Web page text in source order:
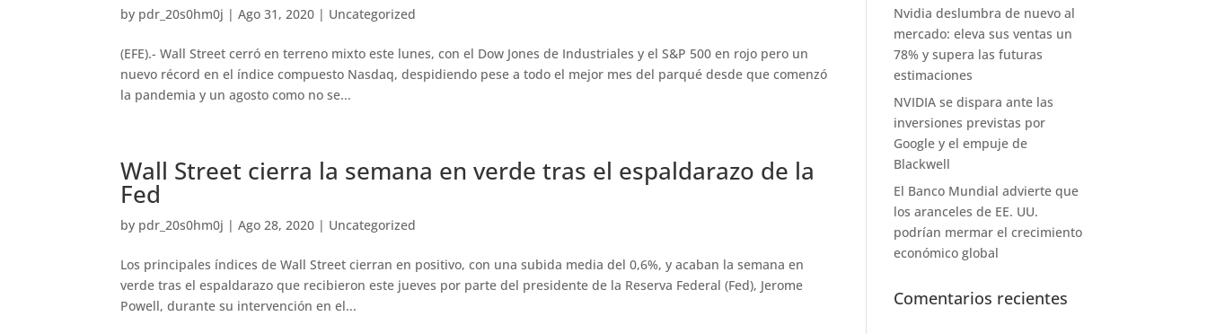
by pdr_20s0hm0j |Ago 31, 2020 | Uncategorized
(EFE).- Wall Street cerró en terreno mixto este lunes, con el Dow Jones de Industriales y el S&P 500 en rojo pero un
nuevo récord en el índice compuesto Nasdaq, despidiendo pese a todo el mejor mes del parqué desde que comenzó
la pandemia y un agosto como no se...
Wall Street cierra la semana en verde tras el espaldarazo de la
Fed
by pdr_20s0hm0j |Ago 28, 2020 | Uncategorized
Los principales índices de Wall Street cierran en positivo, con una subida media del 0,6%, y acaban la semana en
verde tras el espaldarazo que recibieron este jueves por parte del presidente de la Reserva Federal (Fed), Jerome
Powell, durante su intervención en el...
Nvidia deslumbra de nuevo al
mercado: eleva sus ventas un
78% y supera las futuras
estimaciones
NVIDIA se dispara ante las
inversiones previstas por
Google y el empuje de
Blackwell
El Banco Mundial advierte que
los aranceles de EE. UU.
podrían mermar el crecimiento
económico global
Comentarios recientes